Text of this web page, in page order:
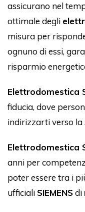
assicurano nel
ottimale degli
misura per
ognuno di essi,
risparmio
Elettrodomestica
fiducia, dove
indirizzarti verso la
Elettrodomestica
anni per
poter essere tra i
ufficiali SIEMENS di